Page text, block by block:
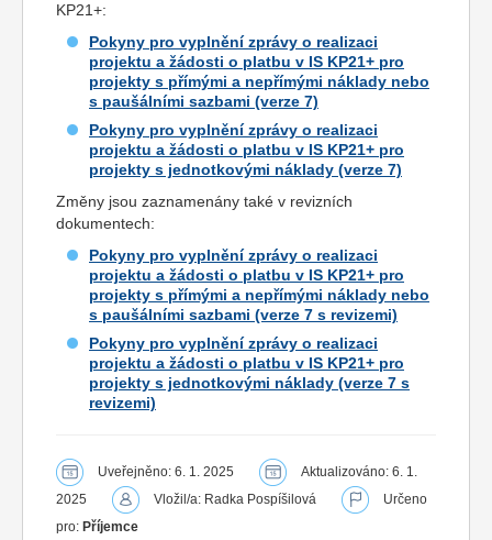
KP21+:
Pokyny pro vyplnění zprávy o realizaci
projektu a žádosti o platbu v IS KP21+ pro
projekty s přímými a nepřímými náklady nebo
s paušálními sazbami (verze 7)
Pokyny pro vyplnění zprávy o realizaci
projektu a žádosti o platbu v IS KP21+ pro
projekty s jednotkovými náklady (verze 7)
Změny jsou zaznamenány také v revizních
dokumentech:
Pokyny pro vyplnění zprávy o realizaci
projektu a žádosti o platbu v IS KP21+ pro
projekty s přímými a nepřímými náklady nebo
s paušálními sazbami (verze 7 s revizemi)
Pokyny pro vyplnění zprávy o realizaci
projektu a žádosti o platbu v IS KP21+ pro
projekty s jednotkovými náklady (verze 7 s
revizemi)
Uveřejněno: 6. 1. 2025
Aktualizováno: 6. 1.
2025
Vložil/a: Radka Pospíšilová
Určeno
pro: Příjemce